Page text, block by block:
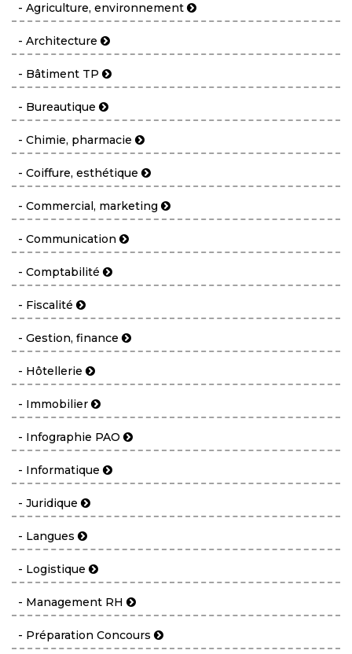
- Agriculture, environnement
- Architecture
- Bâtiment TP
- Bureautique
- Chimie, pharmacie
- Coiffure, esthétique
- Commercial, marketing
- Communication
- Comptabilité
- Fiscalité
- Gestion, finance
- Hôtellerie
- Immobilier
- Infographie PAO
- Informatique
- Juridique
- Langues
- Logistique
- Management RH
- Préparation Concours